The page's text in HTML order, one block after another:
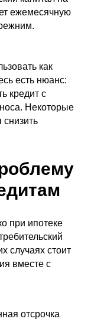
ежемесячную
как
есть нюанс:
кредит с
Некоторые
при ипотеке
случаях стоит
вместе с
отсрочка